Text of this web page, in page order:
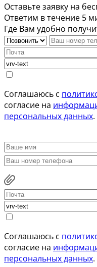
Оставьте заявку на
Ответим в течение 5
Где Вам удобно
Соглашаюсь с
согласие на
персональных данных.
Соглашаюсь с
согласие на
персональных данных.